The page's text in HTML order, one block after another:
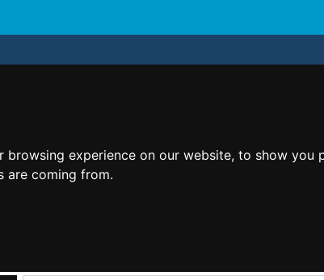
experience on our website, to show you
are coming from.